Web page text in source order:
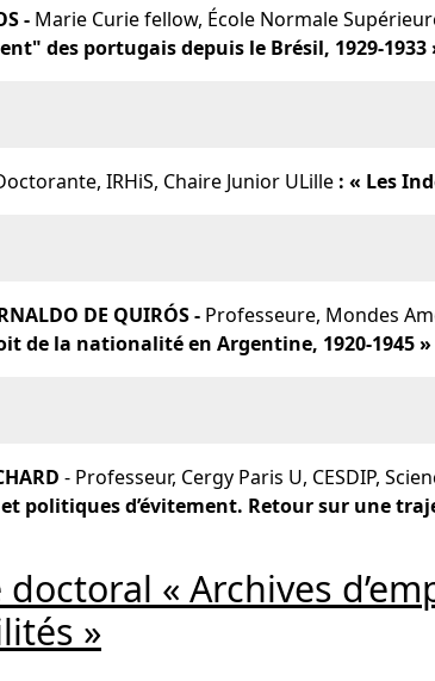
- Marie Curie fellow, École Normale
des portugais depuis le Brésil, 1929-1933
IRHiS, Chaire Junior ULille : « Les
DE QUIRÓS - Professeure, Mondes
de la nationalité en Argentine, 1920-1945 »
- Professeur, Cergy Paris U, CESDIP,
politiques d’évitement. Retour sur une
« Archives
»